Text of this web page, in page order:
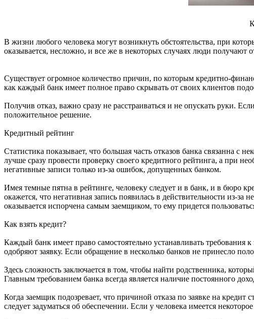
В жизни любого человека могут возникнуть обстоятельства, при
оказывается, несложно, и все же в некоторых случаях люди получают
Существует огромное количество причин, по которым кредитно-
как каждый банк имеет полное право скрывать от своих клиентов
Получив отказ, важно сразу не расстраиваться и не опускать руки.
положительное решение.
Кредитный рейтинг
Статистика показывает, что большая часть отказов банка связанна
лучше сразу провести проверку своего кредитного рейтинга, а при
негативные записи только из-за ошибок, допущенных банком.
Имея темные пятна в рейтинге, человеку следует и в банк, и в бюро
окажется, что негативная запись появилась в действительности из-
оказывается испорчена самым заемщиком, то ему придется
Как взять кредит?
Каждый банк имеет право самостоятельно устанавливать требования
одобряют заявку. Если обращение в несколько банков не принесло
Здесь сложность заключается в том, чтобы найти родственника,
Главным требованием банка всегда является наличие постоянного
Когда заемщик подозревает, что причиной отказа по заявке на
следует задуматься об обеспечении. Если у человека имеется